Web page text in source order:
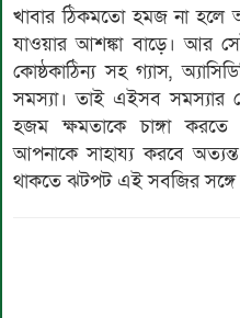
খাবার ঠিকমতো হমজ না হলে
যাওয়ার আশঙ্কা বাড়ে। আর
কোষ্ঠকাঠিন্য সহ গ্যাস,
সমস্যা। তাই এইসব সমস্যার
হজম ক্ষমতাকে চাঙ্গা
আপনাকে সাহায্য করবে
থাকতে ঝটপট এই সবজির সঙ্গে